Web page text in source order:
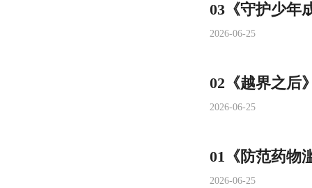
03《守护少年
2026-06-25
02《越界之后
2026-06-25
01《防范药物
2026-06-25